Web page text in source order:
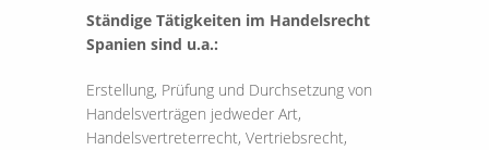
Ständige Tätigkeiten im Handelsrecht
Spanien sind u.a.:
Erstellung, Prüfung und Durchsetzung von
Handelsverträgen jedweder Art,
Handelsvertreterrecht, Vertriebsrecht,